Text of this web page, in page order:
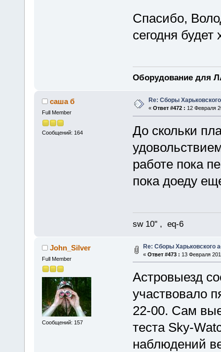
Спасибо,
сегодня
Оборудование для
саша б
Full Member
Сообщений: 164
Re: Сборы
« Ответ #472 : 12 Февраля
До скольки
работе пока
пока доеду
sw 10'' , eq-6
John_Silver
Full Member
Сообщений: 157
Re: Сборы Харьковского
« Ответ #473 : 13 Февраля
Астровыезд
участвовало
22-00. Сам
теста Sky-
наблюдений